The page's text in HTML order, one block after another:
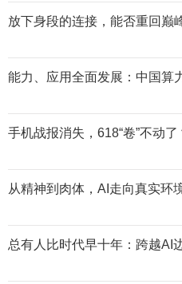
放下身段的连接，能否重回巅
能力、应用全面发展：中国算
手机战报消失，618“卷”不动了
从精神到肉体，AI走向真实环
总有人比时代早十年：跨越AI